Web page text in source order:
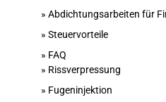
» Abdichtungsarbeiten für
» Steuervorteile
» FAQ
» Riss­verpressung
» Fugen­injektion